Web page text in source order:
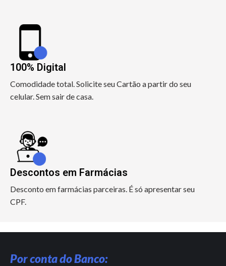
100% Digital
Comodidade total. Solicite seu Cartão a partir do seu
celular. Sem sair de casa.
Descontos em Farmácias
Desconto em farmácias parceiras. É só apresentar seu
CPF.
Por conta do Banco: